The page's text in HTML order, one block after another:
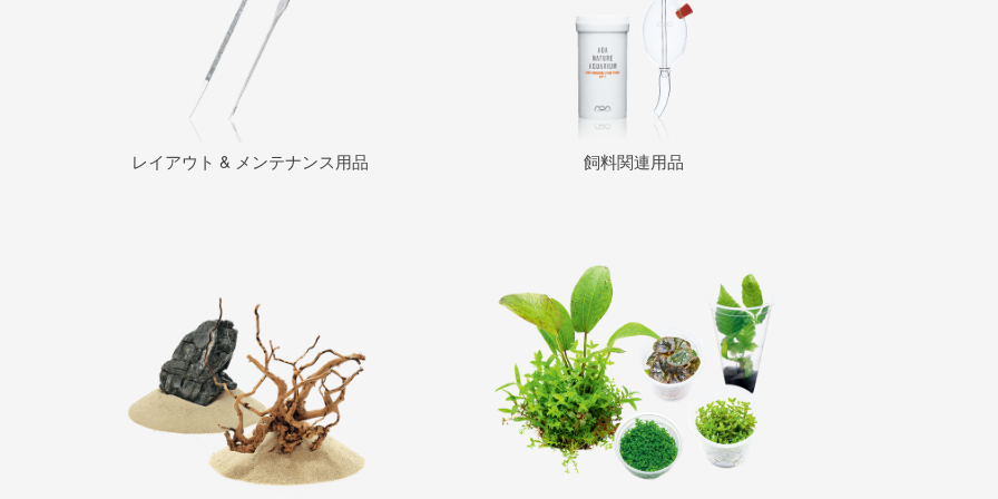
レイアウト & メンテナンス用品 飼料関連用品